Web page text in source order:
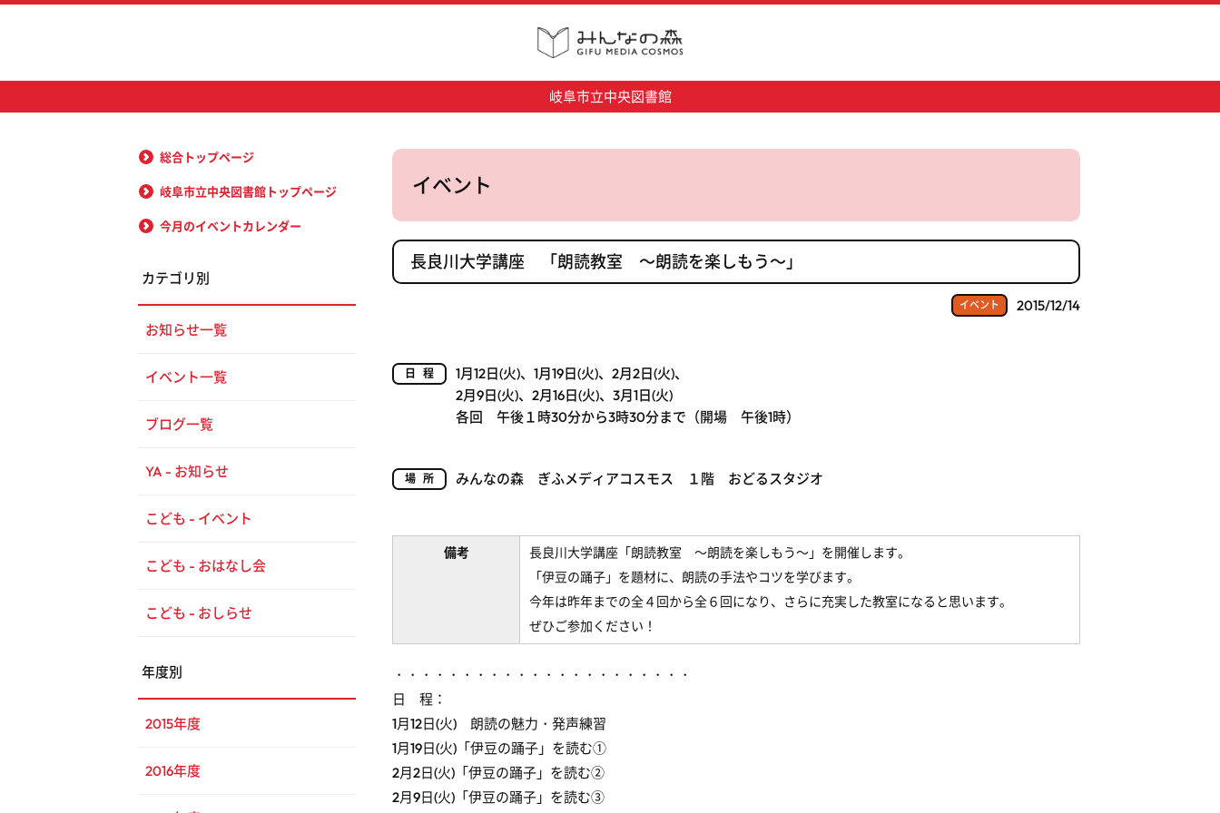
岐阜市立中央図書館
イベント
長良川大学講座 「朗読教室 ～朗読を楽しもう～」
イベント 2015/12/14
日程
1月12日(火)、1月19日(火)、2月2日(火)、
2月9日(火)、2月16日(火)、3月1日(火)
各回 午後１時30分から3時30分まで（開場 午後1時）
場所 みんなの森 ぎふメディアコスモス １階 おどるスタジオ
備考
長良川大学講座「朗読教室 ～朗読を楽しもう～」を開催します。
「伊豆の踊子」を題材に、朗読の手法やコツを学びます。
今年は昨年までの全４回から全６回になり、さらに充実した教室になると思います。
ぜひご参加ください！
・・・・・・・・・・・・・・・・・・・・・・
日 程：
1月12日(火) 朗読の魅力・発声練習
1月19日(火)「伊豆の踊子」を読む①
2月2日(火)「伊豆の踊子」を読む②
2月9日(火)「伊豆の踊子」を読む③
総合トップページ
岐阜市立中央図書館トップページ
今月のイベントカレンダー
カテゴリ別
お知らせ一覧
イベント一覧
ブログ一覧
YA - お知らせ
こども - イベント
こども - おはなし会
こども - おしらせ
年度別
2015年度
2016年度